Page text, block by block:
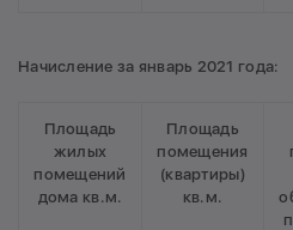
Начисление за январь 2021 года:
Площадь
жилых
помещений
дома кв.м.
Площадь
помещения
(квартиры)
кв.м.